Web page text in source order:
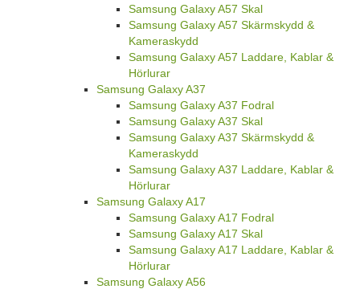
Samsung Galaxy A57 Skal
Samsung Galaxy A57 Skärmskydd &
Kameraskydd
Samsung Galaxy A57 Laddare, Kablar &
Hörlurar
Samsung Galaxy A37
Samsung Galaxy A37 Fodral
Samsung Galaxy A37 Skal
Samsung Galaxy A37 Skärmskydd &
Kameraskydd
Samsung Galaxy A37 Laddare, Kablar &
Hörlurar
Samsung Galaxy A17
Samsung Galaxy A17 Fodral
Samsung Galaxy A17 Skal
Samsung Galaxy A17 Laddare, Kablar &
Hörlurar
Samsung Galaxy A56